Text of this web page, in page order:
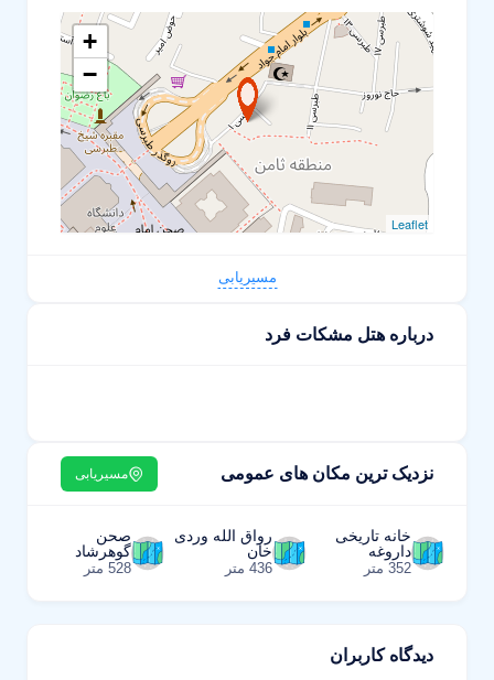
+
−
Leaflet
مسیریابی
درباره هتل مشکات فرد
نزدیک ترین مکان های عمومی مسیریابی
خانه تاریخی
داروغه
352 متر
رواق الله وردی
خان
436 متر
صحن
گوهرشاد
528 متر
دیدگاه کاربران